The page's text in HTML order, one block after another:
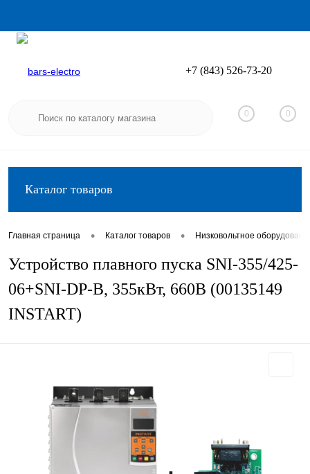
Вход
+7 (843) 526-73-20
0 0
Каталог товаров
Главная страница • Каталог товаров • Низковольтное
Устройство плавного пуска SNI-355/425-
06+SNI-DP-B, 355кВт, 660В (00135149
INSTART)